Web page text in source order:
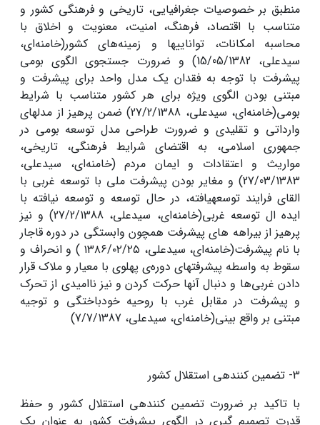
منطبق بر خصوصیات جغرافیایى، تاریخى و فرهنگى کشور و
متناسب با اقتصاد، فرهنگ، امنیت، معنویت و اخلاق با
محاسبه امکانات، تواناییها و زمینه‌هاى کشور(خامنه‌ای،
سیدعلی، 15/05/1382) و ضرورت جستجوی الگوی بومی
پیشرفت با توجه به فقدان یک مدل واحد براى پیشرفت و
مبتنی بودن الگوى ویژه‏ برای هر کشور متناسب با شرایط
بومی(خامنه‌ای، سیدعلی، 27/2/1388) ضمن پرهیز از مدلهای
وارداتی و تقلیدی و ضرورت طراحی مدل توسعه بومی در
جمهورى اسلامى، به اقتضاى شرایط فرهنگى، تاریخى،
مواریث و اعتقادات و ایمان مردم (خامنه‌ای، سیدعلی،
27/03/1383) و مغایر بودن پیشرفت ملی با توسعه غربی با
القای فرایند توسعه‏یافته، در حال توسعه و توسعه ‏نیافته با
ایده ال توسعه غربی(خامنه‌ای، سیدعلی، 27/2/1388) و نیز
پرهیز از بیراهه های پیشرفت همچون وابستگی در دوره قاجار
با نام پیشرفت(خامنه‌ای، سیدعلی، ۱۳۸۶/۰۲/۲۵ ) و انحراف و
سقوط به واسطه پیشرفتهای دوره‌ى پهلوى با معیار و ملاک قرار
دادن غربى‌ها و دنبال آنها حرکت کردن و نیز ناامیدى از تحرک
و پیشرفت در مقابل غرب با روحیه خودباختگی و توجیه
مبتنی بر واقع بینی(خامنه‌ای، سیدعلی، 7/7/1387)
3- تضمین کننده‏ى استقلال کشور
با تاکید بر ضرورت تضمین کننده‏ى استقلال کشور و حفظ
قدرت تصمیم گیری در الگوی پیشرفت کشور به عنوان یک